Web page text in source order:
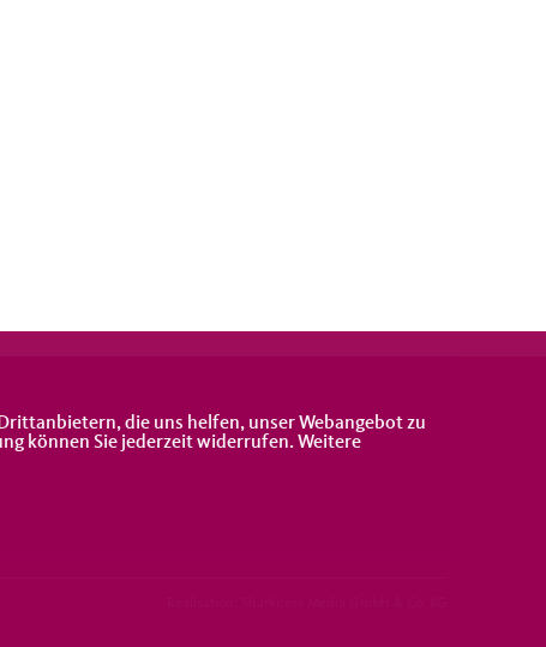
die uns helfen, unser Webangebot zu
können Sie jederzeit widerrufen. Weitere